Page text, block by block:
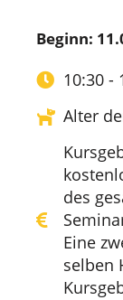
Beginn:
10:30 -
Alter
des
Eine
selben